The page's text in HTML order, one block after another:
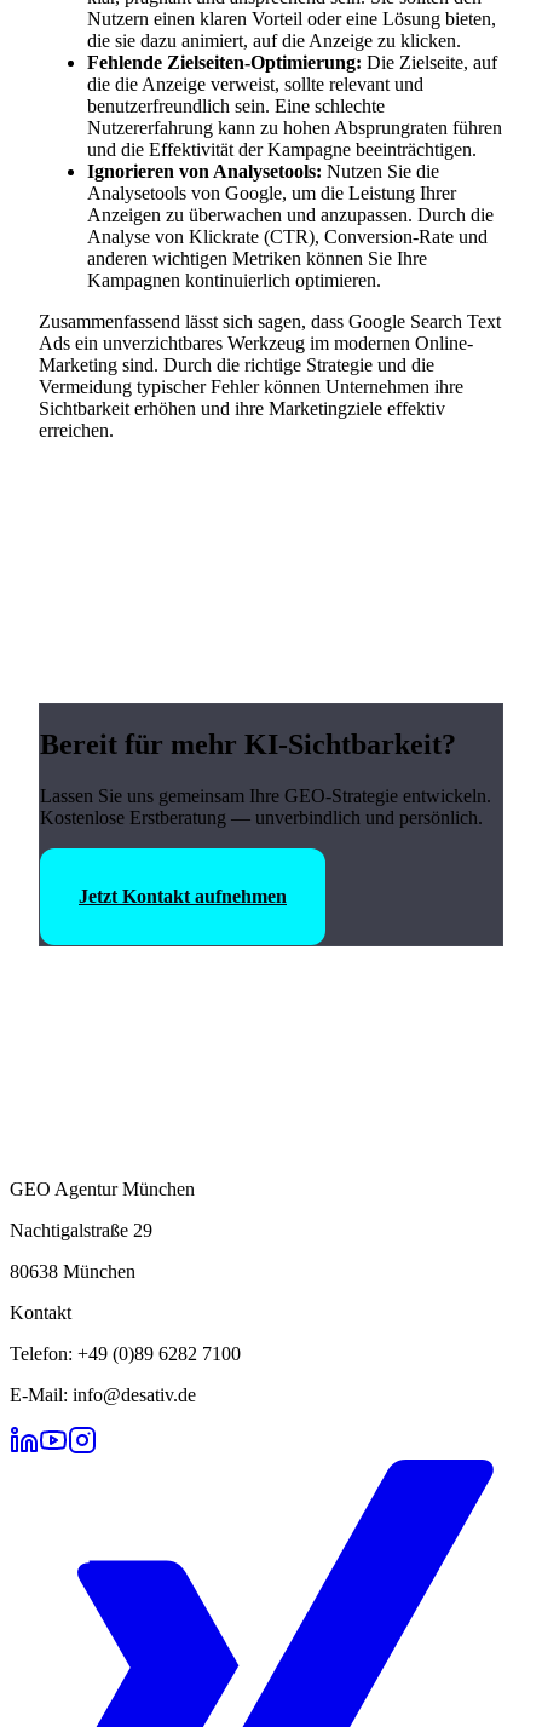
Nutzern einen klaren Vorteil oder eine Lösung bieten,
die sie dazu animiert, auf die Anzeige zu klicken.
Fehlende Zielseiten-Optimierung: Die Zielseite, auf
die die Anzeige verweist, sollte relevant und
benutzerfreundlich sein. Eine schlechte
Nutzererfahrung kann zu hohen Absprungraten führen
und die Effektivität der Kampagne beeinträchtigen.
Ignorieren von Analysetools: Nutzen Sie die
Analysetools von Google, um die Leistung Ihrer
Anzeigen zu überwachen und anzupassen. Durch die
Analyse von Klickrate (CTR), Conversion-Rate und
anderen wichtigen Metriken können Sie Ihre
Kampagnen kontinuierlich optimieren.
Zusammenfassend lässt sich sagen, dass Google Search Text
Ads ein unverzichtbares Werkzeug im modernen Online-
Marketing sind. Durch die richtige Strategie und die
Vermeidung typischer Fehler können Unternehmen ihre
Sichtbarkeit erhöhen und ihre Marketingziele effektiv
erreichen.
Bereit für mehr KI-Sichtbarkeit?
Lassen Sie uns gemeinsam Ihre GEO-Strategie entwickeln.
Kostenlose Erstberatung — unverbindlich und persönlich.
Jetzt Kontakt aufnehmen
GEO Agentur München
Nachtigalstraße 29
80638 München
Kontakt
Telefon: +49 (0)89 6282 7100
E-Mail: info@desativ.de